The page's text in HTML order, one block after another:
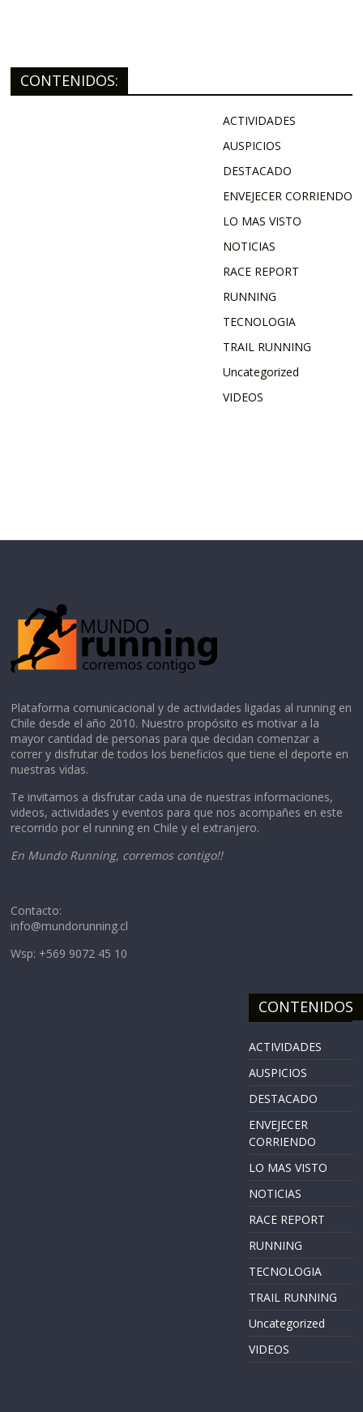
CONTENIDOS:
ACTIVIDADES
AUSPICIOS
DESTACADO
ENVEJECER CORRIENDO
LO MAS VISTO
NOTICIAS
RACE REPORT
RUNNING
TECNOLOGIA
TRAIL RUNNING
Uncategorized
VIDEOS
Plataforma comunicacional y de actividades ligadas al running en
Chile desde el año 2010. Nuestro propósito es motivar a la
mayor cantidad de personas para que decidan comenzar a
correr y disfrutar de todos los beneficios que tiene el deporte en
nuestras vidas.
Te invitamos a disfrutar cada una de nuestras informaciones,
videos, actividades y eventos para que nos acompañes en este
recorrido por el running en Chile y el extranjero.
En Mundo Running, corremos contigo!!
Contacto:
info@mundorunning.cl
Wsp: +569 9072 45 10
CONTENIDOS
ACTIVIDADES
AUSPICIOS
DESTACADO
ENVEJECER
CORRIENDO
LO MAS VISTO
NOTICIAS
RACE REPORT
RUNNING
TECNOLOGIA
TRAIL RUNNING
Uncategorized
VIDEOS